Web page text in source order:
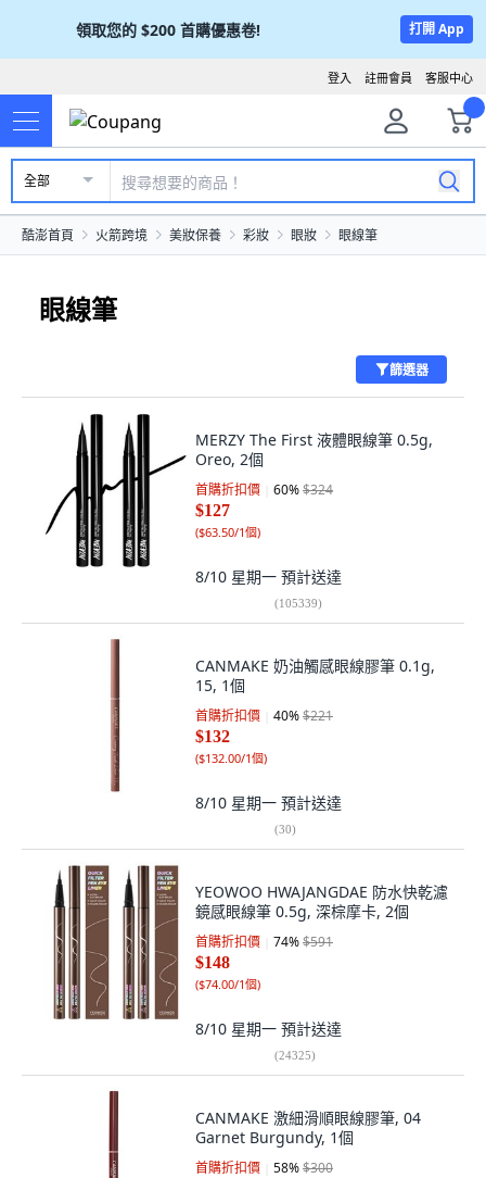
領取您的 $200 首購優惠卷! 打開 App
客服中心
註冊會員
登入
全部
酷澎首頁 火箭跨境 美妝保養 彩妝 眼妝 眼線筆
眼線筆
篩選器
MERZY The First 液體眼線筆 0.5g,
Oreo, 2個
首購折扣價 60%$324
$127
($63.50/1個)
8/10 星期一 預計送達
(105339)
CANMAKE 奶油觸感眼線膠筆 0.1g,
15, 1個
首購折扣價 40%$221
$132
($132.00/1個)
8/10 星期一 預計送達
(30)
YEOWOO HWAJANGDAE 防水快乾濾
鏡感眼線筆 0.5g, 深棕摩卡, 2個
首購折扣價 74%$591
$148
($74.00/1個)
8/10 星期一 預計送達
(24325)
CANMAKE 激細滑順眼線膠筆, 04
Garnet Burgundy, 1個
首購折扣價 58%$300